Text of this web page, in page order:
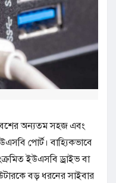
অন্যতম সহজ এবং
পোর্ট। বাহ্যিকভাবে
ইউএসবি ড্রাইভ বা
বড় ধরনের সাইবার